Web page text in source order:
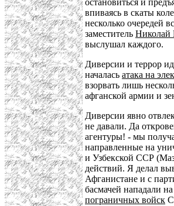
остановиться и
впиваясь в скаты
несколько очередей
заместитель Николай
выслушал каждого.
Диверсии и террор
началась атака на
взорвать лишь
афганской армии и
Диверсии явно
не давали. Да
агентуры! - мы
направленные на
и Узбекской ССР
действий. Я делал
Афганистане и с
басмачей нападали
пограничных войск